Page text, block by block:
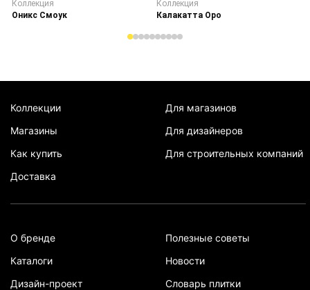
Коллекция
Оникс Смоук
Коллекция
Калакатта Оро
Коллекции
Магазины
Как купить
Доставка
Для магазинов
Для дизайнеров
Для строительных компаний
О бренде
Каталоги
Дизайн-проект
Полезные советы
Новости
Словарь плитки